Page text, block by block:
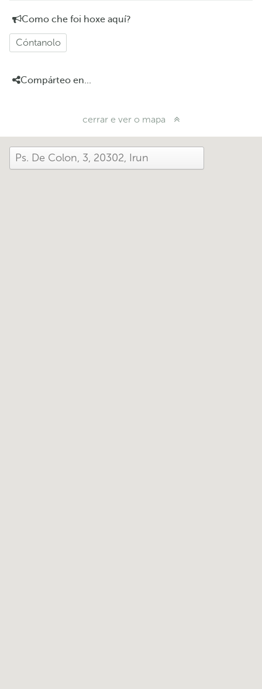
Como che foi hoxe aquí?
Cóntanolo
Compárteo en...
cerrar e ver o mapa